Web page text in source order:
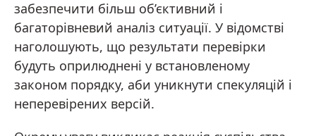
забезпечити більш об’єктивний і
багаторівневий аналіз ситуації. У відомстві
наголошують, що результати перевірки
будуть оприлюднені у встановленому
законом порядку, аби уникнути спекуляцій і
неперевірених версій.